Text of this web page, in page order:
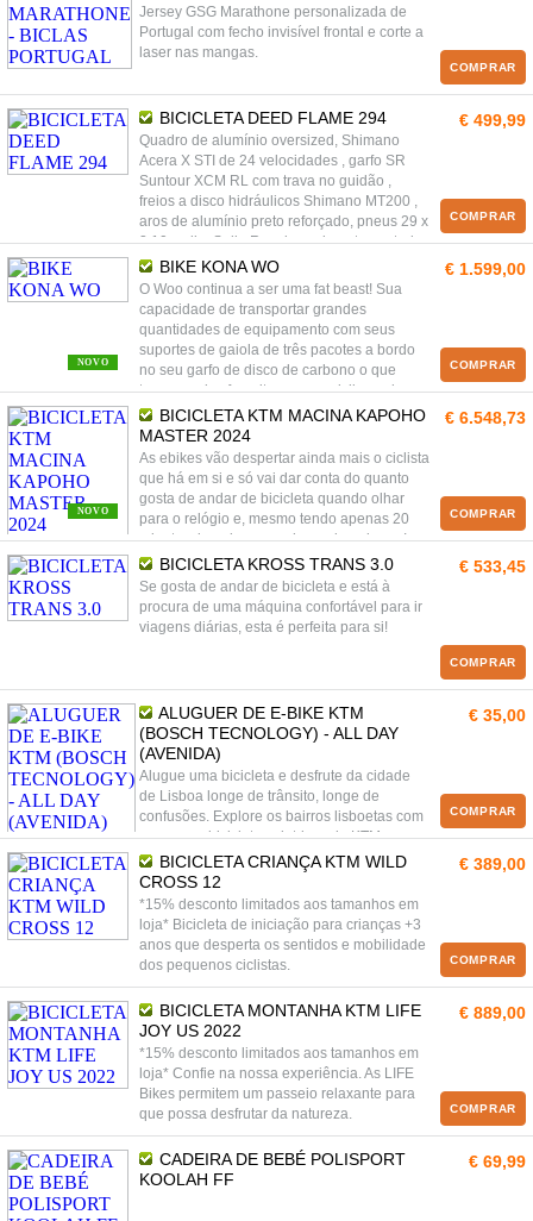
Jersey GSG Marathone personalizada de
Portugal com fecho invisível frontal e corte a
laser nas mangas.
COMPRAR
BICICLETA DEED FLAME 294
Quadro de alumínio oversized, Shimano
Acera X STI de 24 velocidades , garfo SR
Suntour XCM RL com trava no guidão ,
freios a disco hidráulicos Shimano MT200 ,
aros de alumínio preto reforçado, pneus 29 x
2.10, selim Selle Royal, movimento central
Thun à prova d'água, cubos de alumínio com
trava , gancheiras removíveis, corrente KMC
Z51.
€ 499,99
COMPRAR
NOVO
BIKE KONA WO
O Woo continua a ser uma fat beast! Sua
capacidade de transportar grandes
quantidades de equipamento com seus
suportes de gaiola de três pacotes a bordo
no seu garfo de disco de carbono o que
torna um dos favoritos para o ciclismo de
areia e neve. Com a geometria derivada do
Honzo, travões de disco hidráulicos
ultrapotentes e um sistema de transmissão
de 12 velocidades, terá controle total, seja
em subidas mais montanhosas ou a surfar
em descidas arenosas. Os pneus de 4,8”
garantem que é possível rolar sobre
“Wooing” pelas suas trilhas preferidas.
€ 1.599,00
COMPRAR
NOVO
BICICLETA KTM MACINA KAPOHO
MASTER 2024
As ebikes vão despertar ainda mais o ciclista
que há em si e só vai dar conta do quanto
gosta de andar de bicicleta quando olhar
para o relógio e, mesmo tendo apenas 20
minutos, imagina-se a chegar bem longe!
€ 6.548,73
COMPRAR
BICICLETA KROSS TRANS 3.0
Se gosta de andar de bicicleta e está à
procura de uma máquina confortável para ir
viagens diárias, esta é perfeita para si!
€ 533,45
COMPRAR
ALUGUER DE E-BIKE KTM
(BOSCH TECNOLOGY) - ALL DAY
(AVENIDA)
Alugue uma bicicleta e desfrute da cidade
de Lisboa longe de trânsito, longe de
confusões. Explore os bairros lisboetas com
as nossas bicicletas eletricas da KTM e as
subidas não serão um problema.
€ 35,00
COMPRAR
BICICLETA CRIANÇA KTM WILD
CROSS 12
*15% desconto limitados aos tamanhos em
loja* Bicicleta de iniciação para crianças +3
anos que desperta os sentidos e mobilidade
dos pequenos ciclistas.
€ 389,00
COMPRAR
BICICLETA MONTANHA KTM LIFE
JOY US 2022
*15% desconto limitados aos tamanhos em
loja* Confie na nossa experiência. As LIFE
Bikes permitem um passeio relaxante para
que possa desfrutar da natureza.
€ 889,00
COMPRAR
CADEIRA DE BEBÉ POLISPORT
KOOLAH FF
€ 69,99